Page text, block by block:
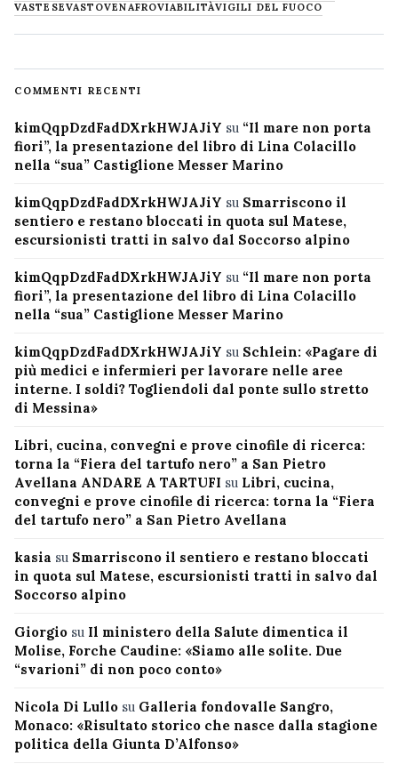
VASTESEVASTOVENAFROVIABILITÀVIGILI DEL FUOCO
COMMENTI RECENTI
kimQqpDzdFadDXrkHWJAJiY su “Il mare non porta
fiori”, la presentazione del libro di Lina Colacillo
nella “sua” Castiglione Messer Marino
kimQqpDzdFadDXrkHWJAJiY su Smarriscono il
sentiero e restano bloccati in quota sul Matese,
escursionisti tratti in salvo dal Soccorso alpino
kimQqpDzdFadDXrkHWJAJiY su “Il mare non porta
fiori”, la presentazione del libro di Lina Colacillo
nella “sua” Castiglione Messer Marino
kimQqpDzdFadDXrkHWJAJiY su Schlein: «Pagare di
più medici e infermieri per lavorare nelle aree
interne. I soldi? Togliendoli dal ponte sullo stretto
di Messina»
Libri, cucina, convegni e prove cinofile di ricerca:
torna la “Fiera del tartufo nero” a San Pietro
Avellana ANDARE A TARTUFI su Libri, cucina,
convegni e prove cinofile di ricerca: torna la “Fiera
del tartufo nero” a San Pietro Avellana
kasia su Smarriscono il sentiero e restano bloccati
in quota sul Matese, escursionisti tratti in salvo dal
Soccorso alpino
Giorgio su Il ministero della Salute dimentica il
Molise, Forche Caudine: «Siamo alle solite. Due
“svarioni” di non poco conto»
Nicola Di Lullo su Galleria fondovalle Sangro,
Monaco: «Risultato storico che nasce dalla stagione
politica della Giunta D’Alfonso»